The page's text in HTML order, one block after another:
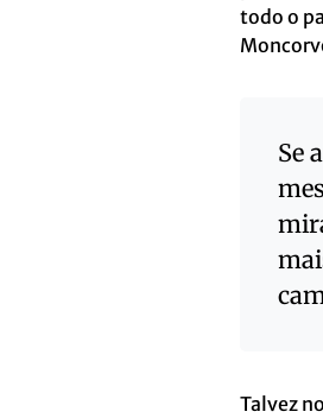
todo o
Se
Talvez